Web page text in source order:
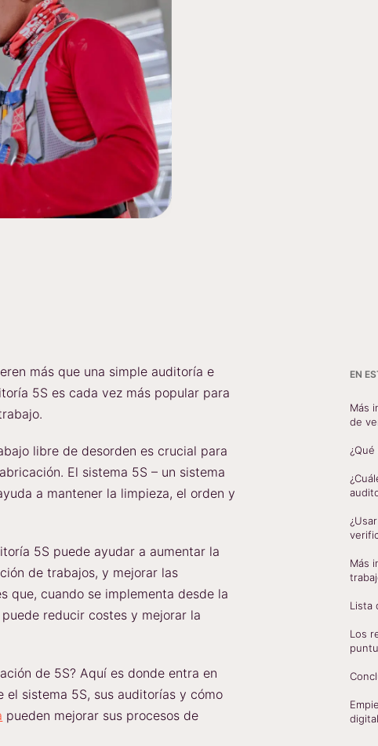
más que una simple auditoría e
5S es cada vez más popular para
libre de desorden es crucial para
El sistema 5S – un sistema
a mantener la limpieza, el orden y
5S puede ayudar a aumentar la
de trabajos, y mejorar las
que, cuando se implementa desde la
reducir costes y mejorar la
de 5S? Aquí es donde entra en
el sistema 5S, sus auditorías y cómo
pueden mejorar sus procesos de
EN
Más
de
Más
Lista
Los